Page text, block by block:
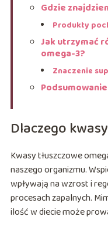
Gdzie
Produkty
Jak utrzymać
omega-3?
Znaczenie
Podsumowanie
Dlaczego
Kwasy tłuszczowe
naszego organizmu.
wpływają na wzrost i
procesach zapalnych.
ilość w diecie może